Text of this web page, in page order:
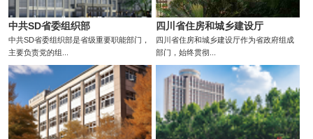
中共SD省委组织部
中共SD省委组织部是省级重要职能部门，
主要负责党的组...
四川省住房和城乡建设厅
四川省住房和城乡建设厅作为省政府组成
部门，始终贯彻...